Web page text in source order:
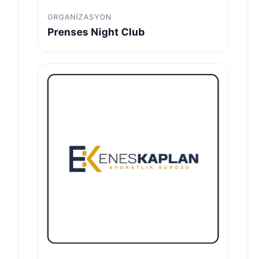
ORGANIZASYON
Prenses Night Club